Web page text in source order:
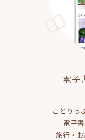
電子
ことりっ
電子
旅行・